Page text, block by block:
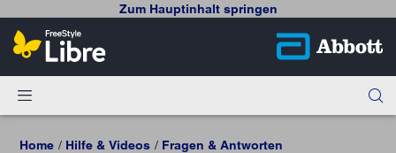
Zum Hauptinhalt springen
Home Hilfe & Videos
Fragen & Antworten